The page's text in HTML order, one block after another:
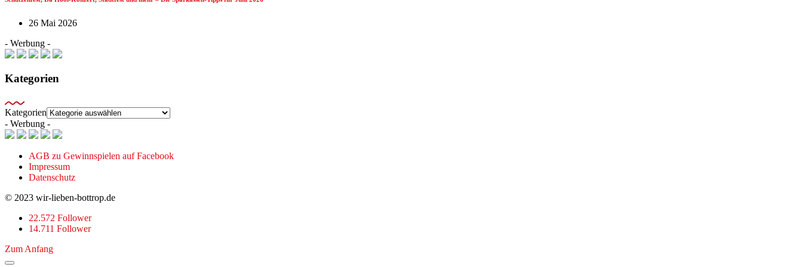
26 Mai 2026
- Werbung -
Kategorien
Kategorien
- Werbung -
AGB zu Gewinnspielen auf Facebook
Impressum
Datenschutz
© 2023 wir-lieben-bottrop.de
22.572 Follower
14.711 Follower
Zum Anfang